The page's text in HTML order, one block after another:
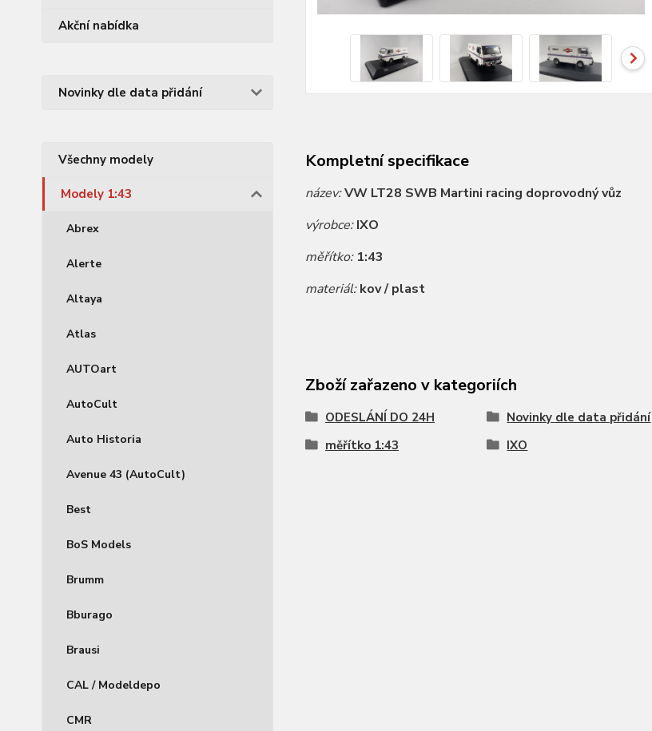
Akční nabídka
Novinky dle data přidání
Všechny modely
Modely 1:43
Abrex
Alerte
Altaya
Atlas
AUTOart
AutoCult
Auto Historia
Avenue 43 (AutoCult)
Best
BoS Models
Brumm
Bburago
Brausi
CAL / Modeldepo
CMR
Kompletní specifikace
název:VW LT28 SWB Martini racing doprovodný vůz
výrobce:IXO
měřítko: 1:43
materiál:kov / plast
Zboží zařazeno v kategoriích
ODESLÁNÍ DO 24H Novinky dle data přidání
měřítko 1:43
IXO